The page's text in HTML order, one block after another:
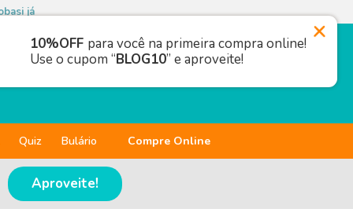
já
Quiz Bulário Compre Online
Aproveite!
10%OFF para você na primeira compra online!
Use o cupom “BLOG10” e aproveite!